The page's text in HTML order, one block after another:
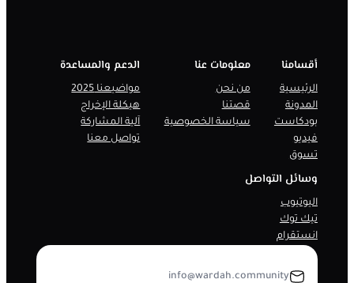
أقسامنا
الرئيسية
المدونة
بودكاست
فيديو
تسوق
معلومات عنا
من نحن
قصتنا
سياسة الخصوصية
الدعم والمساعدة
مواضيعنا 2025
هيكلة الإخراج
آلية المشاركة
تواصل معنا
وسائل التواصل
اليوتيوب
تيك توك
انستقرام
info@wardah.community